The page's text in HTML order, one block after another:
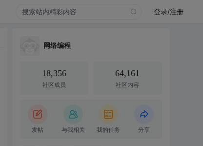
登录/注册
网络编程
18,356
社区成员
64,161
社区内容
发帖 与我相关 我的任务 分享